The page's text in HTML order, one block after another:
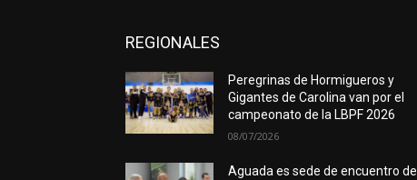
REGIONALES
Peregrinas de Hormigueros y
Gigantes de Carolina van por el
campeonato de la LBPF 2026
08/07/2026
Aguada es sede de encuentro de